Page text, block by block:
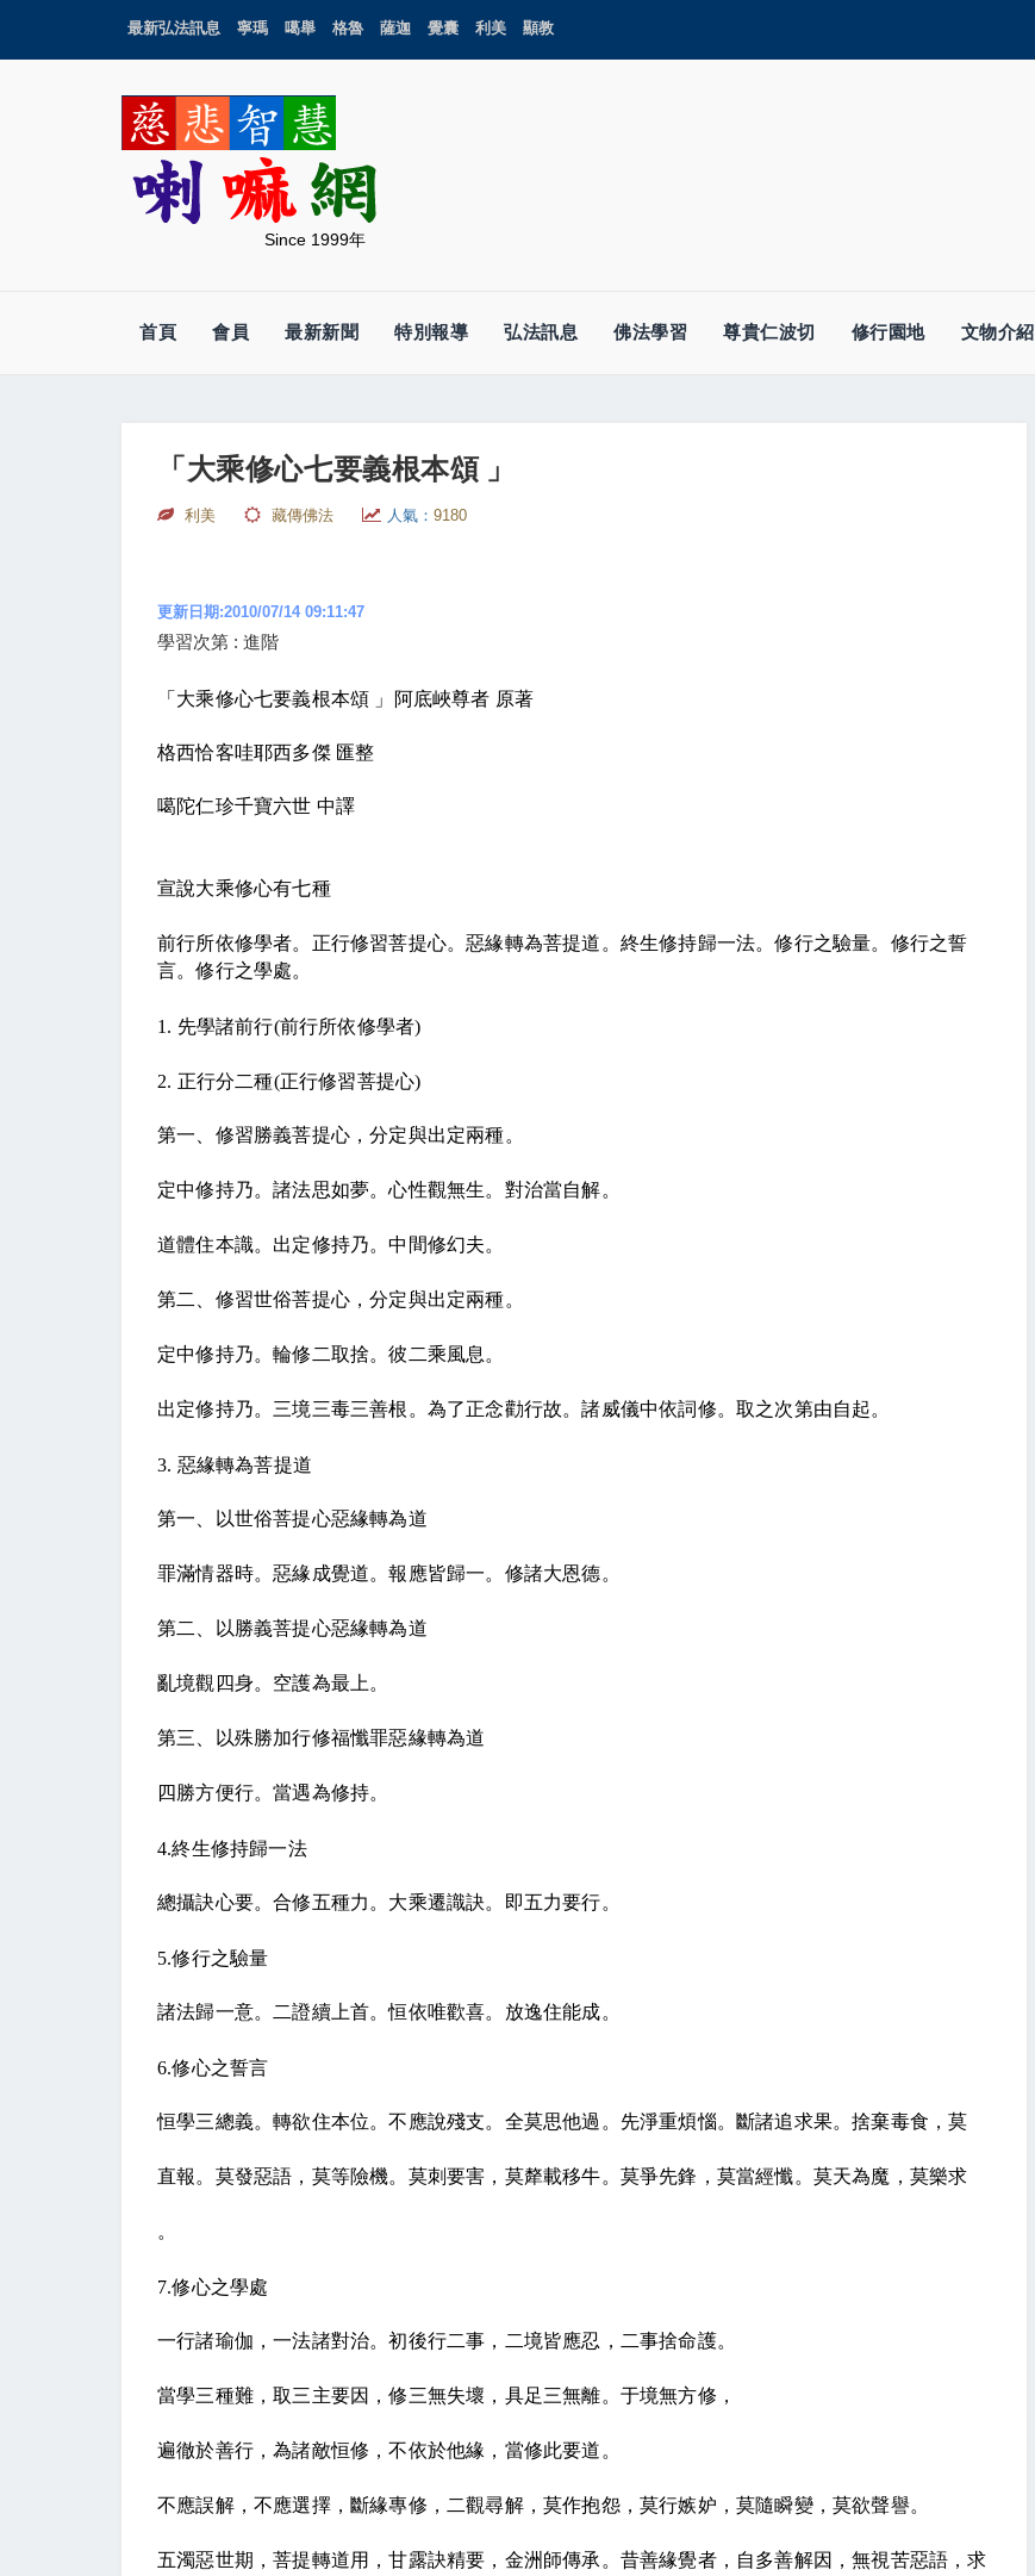
最新弘法訊息 寧瑪 噶舉 格魯 薩迦 覺囊 利美 顯教
Since 1999年
首頁 會員 最新新聞 特別報導 弘法訊息 佛法學習 尊貴仁波切 修行園地 文物介紹
「大乘修心七要義根本頌 」
利美 藏傳佛法 人氣： 9180
更新日期:2010/07/14 09:11:47
學習次第 : 進階
「大乘修心七要義根本頌 」阿底峽尊者 原著
格西恰客哇耶西多傑 匯整
噶陀仁珍千寶六世 中譯
宣說大乘修心有七種
前行所依修學者。正行修習菩提心。惡緣轉為菩提道。終生修持歸一法。修行之驗量。修行之誓
言。修行之學處。
1. 先學諸前行(前行所依修學者)
2. 正行分二種(正行修習菩提心)
第一、修習勝義菩提心，分定與出定兩種。
定中修持乃。諸法思如夢。心性觀無生。對治當自解。
道體住本識。出定修持乃。中間修幻夫。
第二、修習世俗菩提心，分定與出定兩種。
定中修持乃。輪修二取捨。彼二乘風息。
出定修持乃。三境三毒三善根。為了正念勸行故。諸威儀中依詞修。取之次第由自起。
3. 惡緣轉為菩提道
第一、以世俗菩提心惡緣轉為道
罪滿情器時。惡緣成覺道。報應皆歸一。修諸大恩德。
第二、以勝義菩提心惡緣轉為道
亂境觀四身。空護為最上。
第三、以殊勝加行修福懺罪惡緣轉為道
四勝方便行。當遇為修持。
4.終生修持歸一法
總攝訣心要。合修五種力。大乘遷識訣。即五力要行。
5.修行之驗量
諸法歸一意。二證續上首。恒依唯歡喜。放逸住能成。
6.修心之誓言
恒學三總義。轉欲住本位。不應說殘支。全莫思他過。先淨重煩惱。斷諸追求果。捨棄毒食，莫
直報。莫發惡語，莫等險機。莫刺要害，莫犛載移牛。莫爭先鋒，莫當經懺。莫天為魔，莫樂求
。
7.修心之學處
一行諸瑜伽，一法諸對治。初後行二事，二境皆應忍，二事捨命護。
當學三種難，取三主要因，修三無失壞，具足三無離。于境無方修，
遍徹於善行，為諸敵恒修，不依於他緣，當修此要道。
不應誤解，不應選擇，斷緣專修，二觀尋解，莫作抱怨，莫行嫉妒，莫隨瞬變，莫欲聲譽。
五濁惡世期，菩提轉道用，甘露訣精要，金洲師傳承。昔善緣覺者，自多善解因，無視苦惡語，求